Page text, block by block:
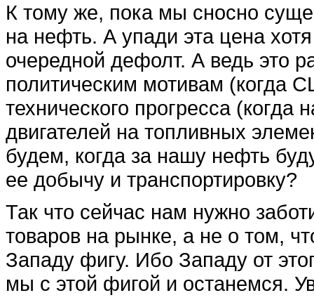
К тому же, пока мы сносно
на нефть. А упади эта цена
очередной дефолт. А ведь это
политическим мотивам (когда
технического прогресса
двигателей на топливных
будем, когда за нашу нефть
ее добычу и транспортировку?
Так что сейчас нам нужно
товаров на рынке, а не о том,
Западу фигу. Ибо Западу от
мы с этой фигой и останемся.